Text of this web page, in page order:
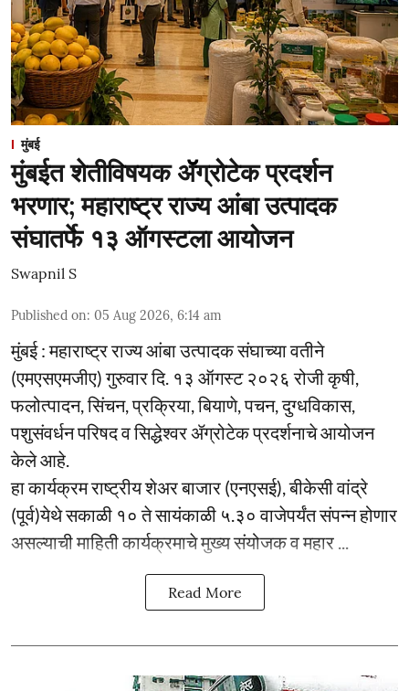
मुंबई
मुंबईत शेतीविषयक ॲॅग्रोटेक प्रदर्शन
भरणार; महाराष्ट्र राज्य आंबा उत्पादक
संघातर्फे १३ ऑगस्टला आयोजन
Swapnil S
Published on: 05 Aug 2026, 6:14 am
मुंबई : महाराष्ट्र राज्य आंबा उत्पादक संघाच्या वतीने
(एमएसएमजीए) गुरुवार दि. १३ ऑगस्ट २०२६ रोजी कृषी,
फलोत्पादन, सिंचन, प्रक्रिया, बियाणे, पचन, दुग्धविकास,
पशुसंवर्धन परिषद व सिद्धेश्वर ॲग्रोटेक प्रदर्शनाचे आयोजन
केले आहे.
हा कार्यक्रम राष्ट्रीय शेअर बाजार (एनएसई), बीकेसी वांद्रे
(पूर्व)येथे सकाळी १० ते सायंकाळी ५.३० वाजेपर्यंत संपन्न होणार
असल्याची माहिती कार्यक्रमाचे मुख्य संयोजक व महार ...
Read More